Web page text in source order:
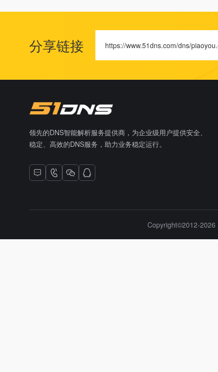
分享链接 https://www.51dns.com/dns/
领先的DNS智能解析服务提供商，为企业级用户提供安全、
稳定、高效的DNS服务，助力业务稳定运行。
Copyright©2012-2026